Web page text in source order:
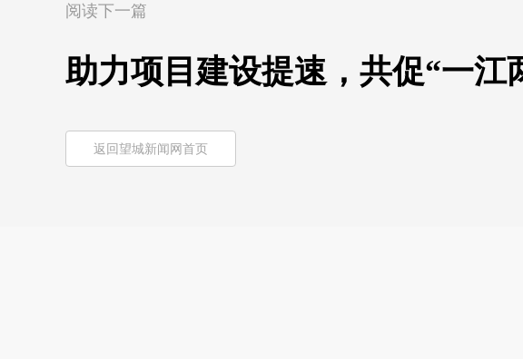
阅读下一篇
助力项目建设提速，共促“一江
返回望城新闻网首页